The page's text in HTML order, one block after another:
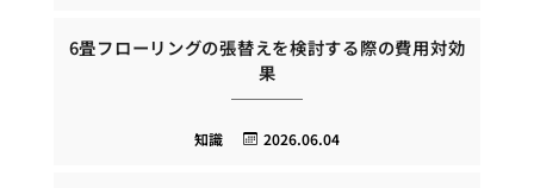
6畳フローリングの張替えを検討する際の費用対効
果
2026.06.04
知識